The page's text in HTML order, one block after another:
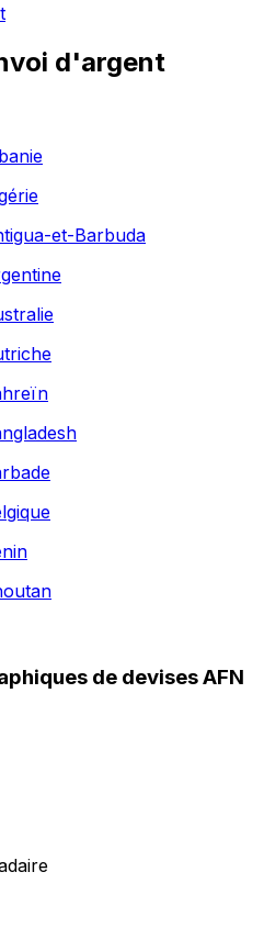
d'argent
et-Barbuda
de devises AFN